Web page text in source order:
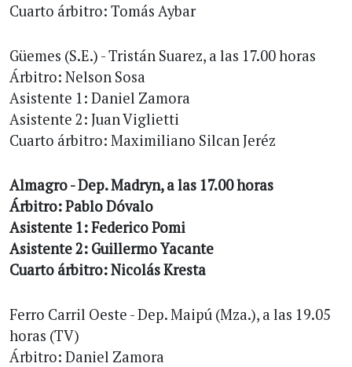
Cuarto árbitro: Tomás Aybar
Güemes (S.E.) - Tristán Suarez, a las 17.00 horas
Árbitro: Nelson Sosa
Asistente 1: Daniel Zamora
Asistente 2: Juan Viglietti
Cuarto árbitro: Maximiliano Silcan Jeréz
Almagro - Dep. Madryn, a las 17.00 horas
Árbitro: Pablo Dóvalo
Asistente 1: Federico Pomi
Asistente 2: Guillermo Yacante
Cuarto árbitro: Nicolás Kresta
Ferro Carril Oeste - Dep. Maipú (Mza.), a las 19.05
horas (TV)
Árbitro: Daniel Zamora